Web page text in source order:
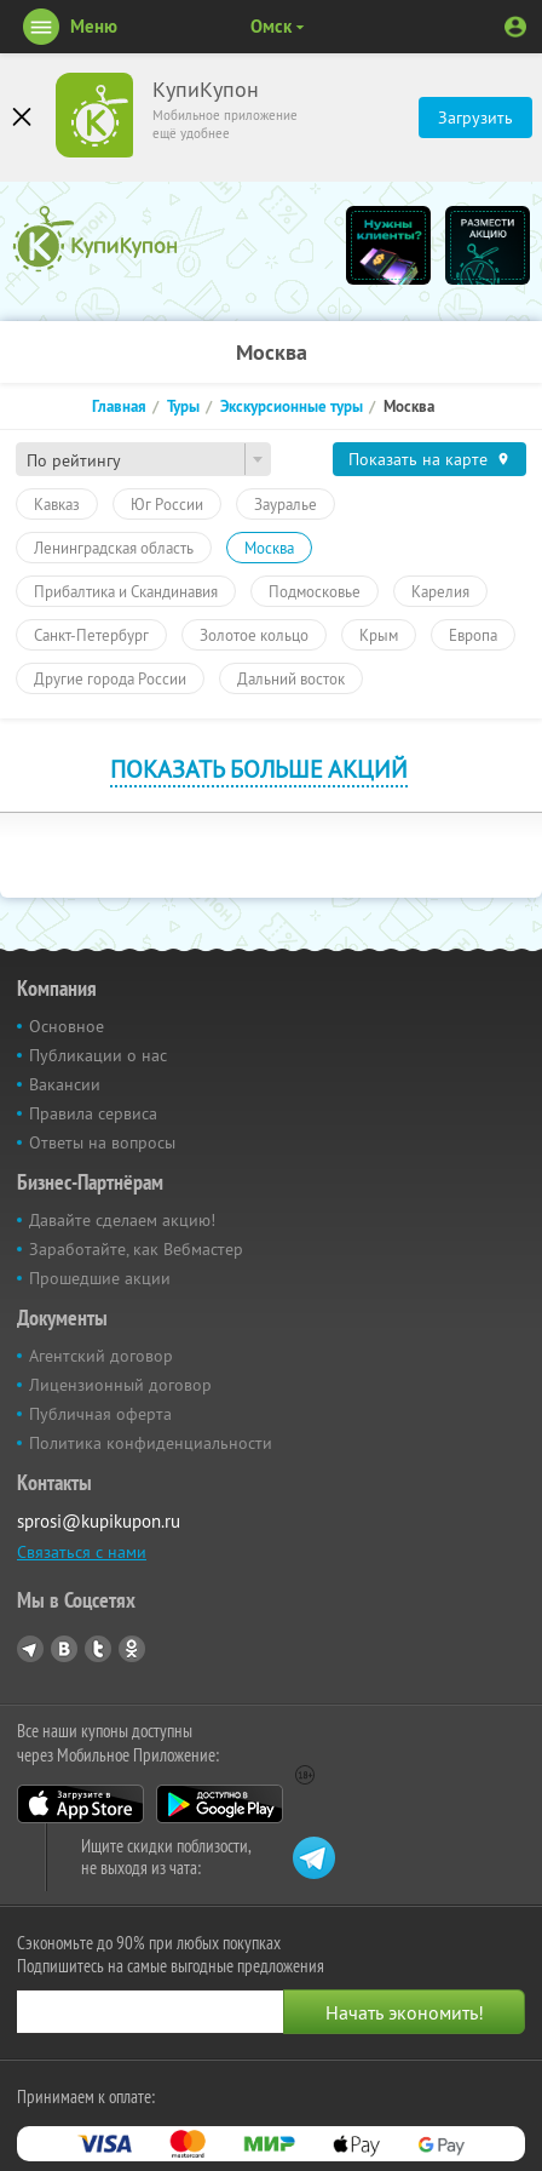
КупиКупон
Мобильное приложение
ещё удобнее
Загрузить
Меню Омск
Москва
По рейтингу
Главная Туры Экскурсионные туры Москва
Показать на карте
Кавказ Юг России Зауралье
Ленинградская область Москва
Прибалтика и Скандинавия Подмосковье Карелия
Санкт-Петербург Золотое кольцо Крым Европа
Другие города России Дальний восток
ПОКАЗАТЬ БОЛЬШЕ АКЦИЙ
Компания
Основное
Публикации о нас
Вакансии
Правила сервиса
Ответы на вопросы
Бизнес-Партнёрам
Давайте сделаем акцию!
Заработайте, как Вебмастер
Прошедшие акции
Документы
Агентский договор
Лицензионный договор
Публичная оферта
Политика конфиденциальности
Контакты
sprosi@kupikupon.ru
Связаться с нами
Мы в Соцсетях
Все наши купоны доступны
через Мобильное Приложение:
Ищите скидки поблизости,
не выходя из чата:
Сэкономьте до 90% при любых покупках
Подпишитесь на самые выгодные предложения
Принимаем к оплате: